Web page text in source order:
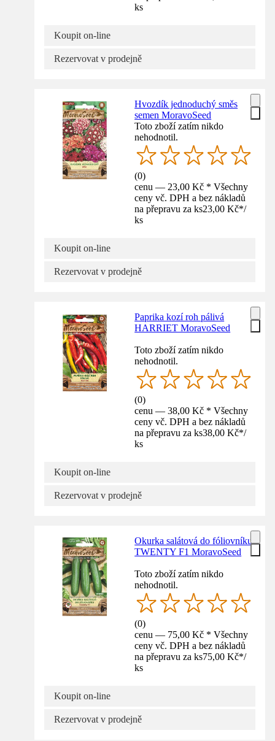
ks
Koupit on-line
Rezervovat v prodejně
Hvozdík jednoduchý směs
semen MoravoSeed
Toto zboží zatím nikdo
nehodnotil.
(0)
cenu — 23,00 Kč * Všechny
ceny vč. DPH a bez nákladů
na přepravu za ks23,00 Kč*/
ks
Koupit on-line
Rezervovat v prodejně
Paprika kozí roh pálivá
HARRIET MoravoSeed
Toto zboží zatím nikdo
nehodnotil.
(0)
cenu — 38,00 Kč * Všechny
ceny vč. DPH a bez nákladů
na přepravu za ks38,00 Kč*/
ks
Koupit on-line
Rezervovat v prodejně
Okurka salátová do fóliovníku
TWENTY F1 MoravoSeed
Toto zboží zatím nikdo
nehodnotil.
(0)
cenu — 75,00 Kč * Všechny
ceny vč. DPH a bez nákladů
na přepravu za ks75,00 Kč*/
ks
Koupit on-line
Rezervovat v prodejně